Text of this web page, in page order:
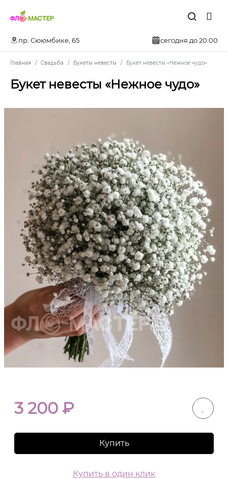
пр. Сююмбике, 65 сегодня до 20:00
Главная Свадьба Букеты невесты Букет невесты «Нежное чудо»
Букет невесты «Нежное чудо»
3 200 ₽
Купить
Купить в один клик